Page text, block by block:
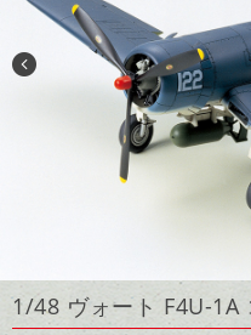
1/48 ヴォート F4U-1A